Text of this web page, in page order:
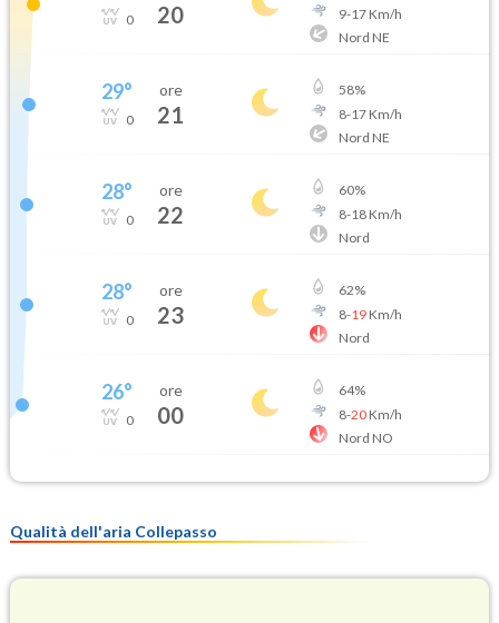
0 20
9-17Km/h
Nord NE
29°
0
ore
21
58%
8-17Km/h
Nord NE
28°
0
ore
22
60%
8-18Km/h
Nord
28°
0
ore
23
62%
8-19Km/h
Nord
26°
0
ore
00
64%
8-20Km/h
Nord NO
Qualità dell'aria Collepasso